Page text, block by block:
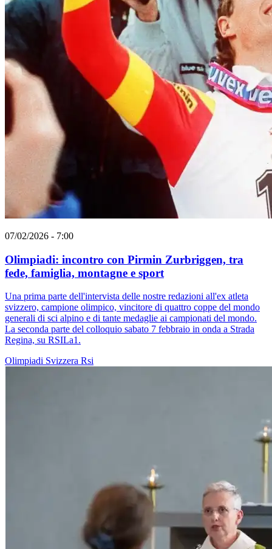
07/02/2026 - 7:00
Olimpiadi: incontro con Pirmin Zurbriggen, tra
fede, famiglia, montagne e sport
Una prima parte dell'intervista delle nostre redazioni all'ex atleta
svizzero, campione olimpico, vincitore di quattro coppe del mondo
generali di sci alpino e di tante medaglie ai campionati del mondo.
La seconda parte del colloquio sabato 7 febbraio in onda a Strada
Regina, su RSILa1.
Olimpiadi Svizzera Rsi